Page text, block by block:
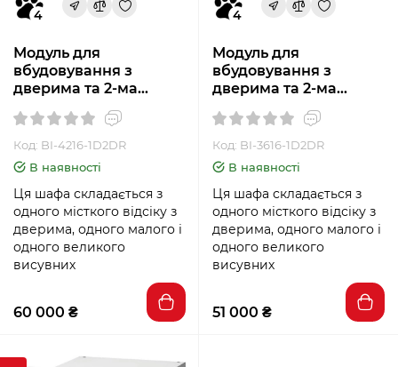
4
Модуль для
вбудовування з
дверима та 2-ма
висувними ящиками
(107х41 см) Napoleon
BI-4216-1D2DR
Код: BI-4216-1D2DR
В наявності
Ця шафа складається з
одного місткого відсіку з
дверима, одного малого і
одного великого
висувних
60 000 ₴
4
Модуль для
вбудовування з
дверима та 2-ма
висувними ящиками
(91х41 см) Napoleon BI-
3616-1D2DR
Код: BI-3616-1D2DR
В наявності
Ця шафа складається з
одного місткого відсіку з
дверима, одного малого і
одного великого
висувних
51 000 ₴